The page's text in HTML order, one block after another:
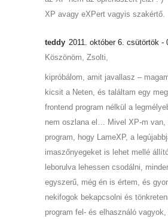
XP avagy eXPert vagyis szakértő.
teddy 2011. október 6. csütörtök -
Köszönöm, Zsolti,
kipróbálom, amit javallasz –
kicsit a Neten, és találtam egy
frontend program nélkül a
nem oszlana el… Mivel XP-m van,
program, hogy LameXP, a
imaszőnyegeket is lehet mellé
leborulva lehessen csodálni,
egyszerű, még én is értem, és
nekifogok bekapcsolni és
program fel- és elhasználó